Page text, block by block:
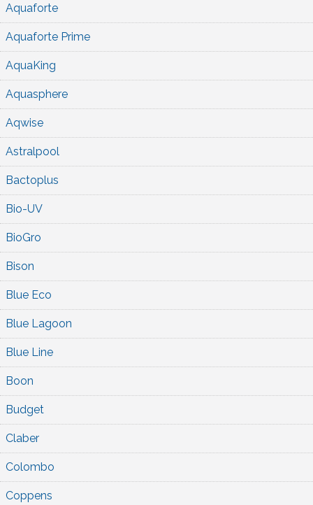
Aquaforte
Aquaforte Prime
AquaKing
Aquasphere
Aqwise
Astralpool
Bactoplus
Bio-UV
BioGro
Bison
Blue Eco
Blue Lagoon
Blue Line
Boon
Budget
Claber
Colombo
Coppens